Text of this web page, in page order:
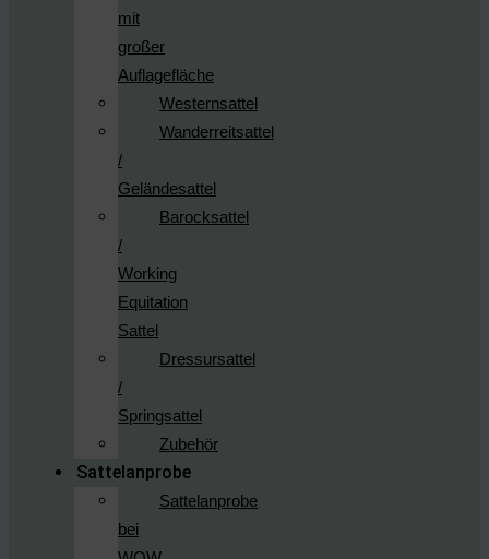
mit
großer
Auflagefläche
Westernsattel
Wanderreitsattel
/
Geländesattel
Barocksattel
/
Working
Equitation
Sattel
Dressursattel
/
Springsattel
Zubehör
Sattelanprobe
Sattelanprobe
bei